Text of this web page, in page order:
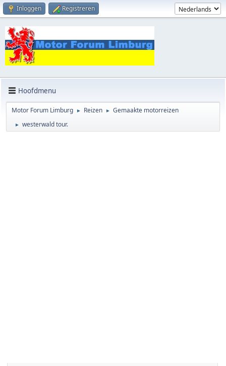
Inloggen Registreren
Hoofdmenu
Motor Forum Limburg ► Reizen ► Gemaakte motorreizen
► westerwald tour.